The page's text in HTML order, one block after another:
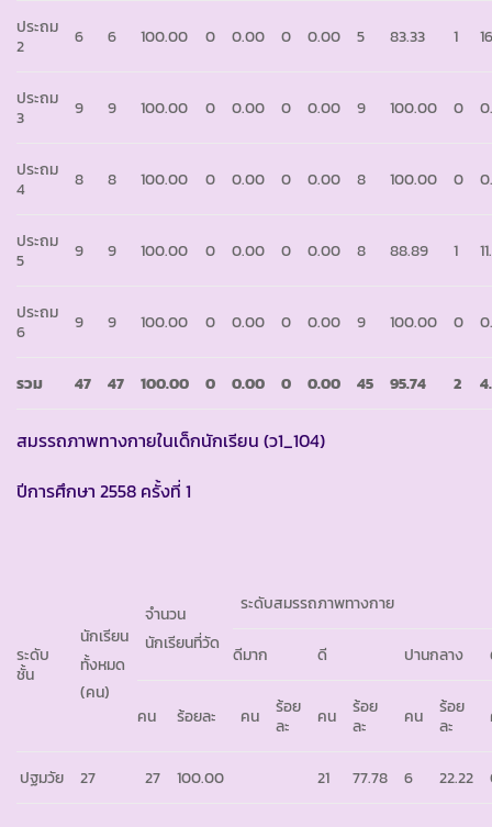
ประถม
2
6 6 100.00 0 0.00 0 0.00 5 83.33 1
ประถม
3
9 9 100.00 0 0.00 0 0.00 9 100.00 0
ประถม
4
8 8 100.00 0 0.00 0 0.00 8 100.00 0
ประถม
5
9 9 100.00 0 0.00 0 0.00 8 88.89 1
ประถม
6
9 9 100.00 0 0.00 0 0.00 9 100.00 0
รวม 47 47 100.00 0 0.00 0 0.00 45 95.74 2
สมรรถภาพทางกายในเด็กนักเรียน (ว1_104)
ปีการศึกษา 2558 ครั้งที่ 1
ระดับ
ชั้น
นักเรียน
ทั้งหมด
(คน)
จำนวน
นักเรียนที่วัด
ระดับสมรรถภาพทางกาย
ดีมาก ดี ปานกลาง
คน ร้อยละ คน
ร้อย
ละ
คน
ร้อย
ละ
คน
ร้อย
ละ
ปฐมวัย 27 27 100.00 21 77.78 6 22.22